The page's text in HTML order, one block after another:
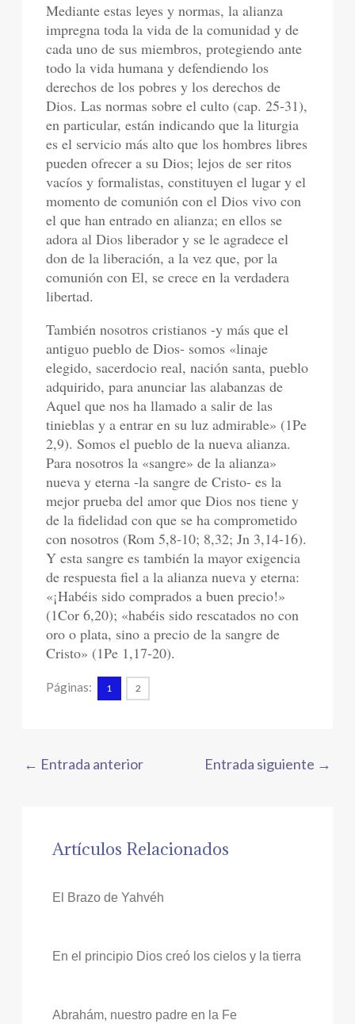
Mediante estas leyes y normas, la alianza
impregna toda la vida de la comunidad y de
cada uno de sus miembros, protegiendo ante
todo la vida humana y defendiendo los
derechos de los pobres y los derechos de
Dios. Las normas sobre el culto (cap. 25-31),
en particular, están indicando que la liturgia
es el servicio más alto que los hombres libres
pueden ofrecer a su Dios; lejos de ser ritos
vacíos y formalistas, constituyen el lugar y el
momento de comunión con el Dios vivo con
el que han entrado en alianza; en ellos se
adora al Dios liberador y se le agradece el
don de la liberación, a la vez que, por la
comunión con El, se crece en la verdadera
libertad.
También nosotros cristianos -y más que el
antiguo pueblo de Dios- somos «linaje
elegido, sacerdocio real, nación santa, pueblo
adquirido, para anunciar las alabanzas de
Aquel que nos ha llamado a salir de las
tinieblas y a entrar en su luz admirable» (1Pe
2,9). Somos el pueblo de la nueva alianza.
Para nosotros la «sangre» de la alianza»
nueva y eterna -la sangre de Cristo- es la
mejor prueba del amor que Dios nos tiene y
de la fidelidad con que se ha comprometido
con nosotros (Rom 5,8-10; 8,32; Jn 3,14-16).
Y esta sangre es también la mayor exigencia
de respuesta fiel a la alianza nueva y eterna:
«¡Habéis sido comprados a buen precio!»
(1Cor 6,20); «habéis sido rescatados no con
oro o plata, sino a precio de la sangre de
Cristo» (1Pe 1,17-20).
Páginas: 1 2
← Entrada anterior Entrada siguiente →
Artículos Relacionados
El Brazo de Yahvéh
En el principio Dios creó los cielos y la tierra
Abrahám, nuestro padre en la Fe